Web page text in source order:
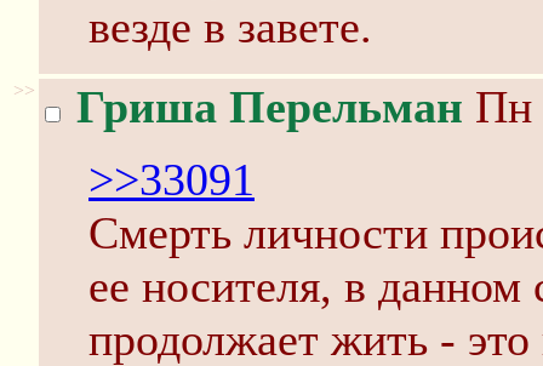
везде в завете.
>> Гриша Перельман Пн
>>33091
Смерть личности
ее носителя, в данном
продолжает жить -